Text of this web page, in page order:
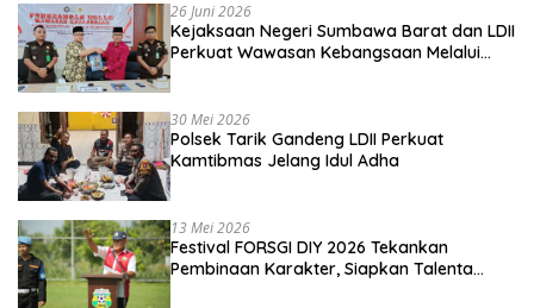
26 Juni 2026
Kejaksaan Negeri Sumbawa Barat dan LDII
Perkuat Wawasan Kebangsaan Melalui
30 Mei 2026
Polsek Tarik Gandeng LDII Perkuat
Kamtibmas Jelang Idul Adha
13 Mei 2026
Festival FORSGI DIY 2026 Tekankan
Pembinaan Karakter, Siapkan Talenta